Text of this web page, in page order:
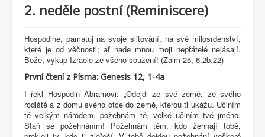
2. neděle postní (Reminiscere)
Hospodine, pamatuj na svoje slitování, na své milosrdenství,
které je od věčnosti; ať nade mnou moji nepřátelé nejásají.
Bože, vykup Izraele ze všeho soužení! (Žalm 25, 6.2b.22)
První čtení z Písma: Genesis 12, 1-4a
I řekl Hospodin Abramovi: „Odejdi ze své země, ze svého
rodiště a z domu svého otce do země, kterou ti ukážu. Učiním
tě velkým národem, požehnám tě, velké učiním tvé jméno.
Staň se požehnáním! Požehnám těm, kdo žehnají tobě,